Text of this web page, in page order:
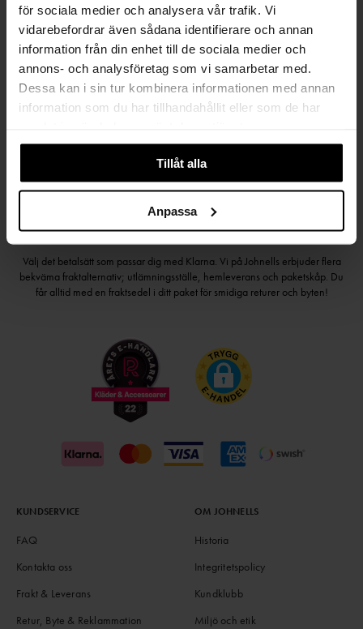
för sociala medier och analysera vår trafik. Vi
vidarebefordrar även sådana identifierare och annan
information från din enhet till de sociala medier och
annons- och analysföretag som vi samarbetar med.
Dessa kan i sin tur kombinera informationen med annan
information som du har tillhandahållit eller som de har
Tillåt alla
Anpassa
Håll dig uppdaterad
PRENUMERERA PÅ VÅRT NYHETSBREV
PRENUMERERA
Välj det betalsätt som passar dig med Klarna. Vi på Johnells erbjuder flera
bekväma fraktalternativ; utlämningsställe, hemleverans och paketskåp. Du
får alltid med en fraktsedel i ditt paket för smidiga returer och byten!
KUNDSERVICE
FAQ
Kontakta oss
Frakt & Leverans
Retur, Byte & Reklammation
OM JOHNELLS
Historia
Integritetspolicy
Kundklubb
Miljö och etik